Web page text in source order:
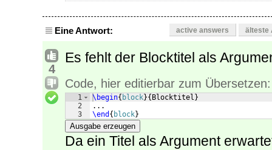
Eine Antwort: active answers älteste
4
Es fehlt der Blocktitel als
Code, hier editierbar zum Übersetzen:
1
2
3
\begin{ block}{ Blocktitel }
...
\end { block}
Ausgabe erzeugen
Da ein Titel als Argument